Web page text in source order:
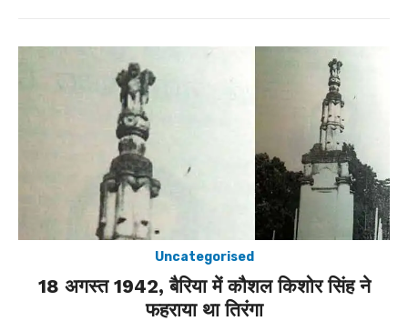
Uncategorised
18 अगस्त 1942, बैरिया में कौशल किशोर सिंह ने
फहराया था तिरंगा